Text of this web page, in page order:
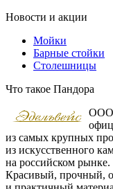
Новости и акции
Мойки
Барные стойки
Столешницы
Что такое Пандора
ООО
из самых крупных
из искусственного
на российском рынке.
Красивый, прочный,